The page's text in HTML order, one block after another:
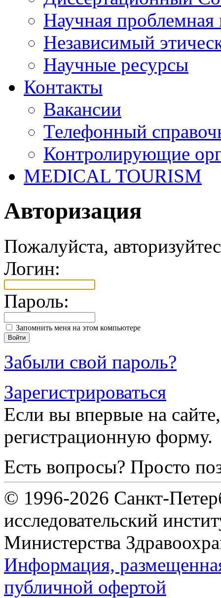
Научная проблемная
Независимый
Научные ресурсы
Контакты
Вакансии
Телефонный
Контролирующие
MEDICAL TOURISM
Авторизация
Пожалуйста,
Логин:
Пароль:
Запомнить меня на этом компьютере
Забыли свой пароль?
Зарегистрироваться
Если вы впервые на
регистрационную форму.
Есть вопросы? Просто
© 1996-2026 Санкт-
исследовательский
Министерства
Информация,
публичной офертой